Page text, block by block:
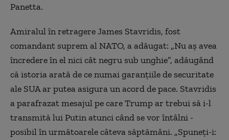
Panetta.
Amiralul în retragere James Stavridis, fost
comandant suprem al NATO, a adăugat: „Nu aş avea
încredere în el nici cât negru sub unghie”, adăugând
că istoria arată de ce numai garanţiile de securitate
ale SUA ar putea asigura un acord de pace. Stavridis
a parafrazat mesajul pe care Trump ar trebui să i-l
transmită lui Putin atunci când se vor întâlni -
posibil în următoarele câteva săptămâni. „Spuneţi-i: